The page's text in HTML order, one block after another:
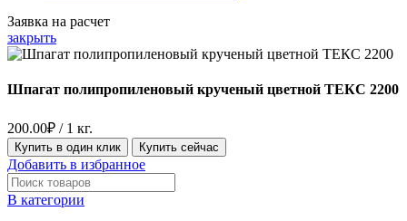
Заявка на расчет
закрыть
Шпагат полипропиленовый крученый цветной ТЕКС 2200
200.00₽ / 1 кг.
Купить в один клик Купить сейчас
Добавить в избранное
В категории